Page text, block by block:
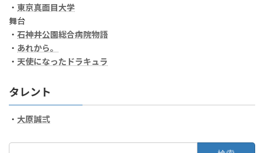
・ 東京真面目大学
舞台
・ 石神井公園総合病院物語
・ あれから。
・ 天使になったドラキュラ
タレント
・ 大原誠弍